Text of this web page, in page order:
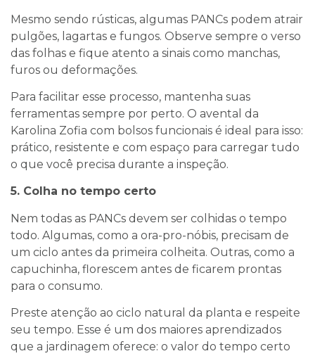
Mesmo sendo rústicas, algumas PANCs podem atrair
pulgões, lagartas e fungos. Observe sempre o verso
das folhas e fique atento a sinais como manchas,
furos ou deformações.
Para facilitar esse processo, mantenha suas
ferramentas sempre por perto. O avental da
Karolina Zofia com bolsos funcionais é ideal para isso:
prático, resistente e com espaço para carregar tudo
o que você precisa durante a inspeção.
5. Colha no tempo certo
Nem todas as PANCs devem ser colhidas o tempo
todo. Algumas, como a ora-pro-nóbis, precisam de
um ciclo antes da primeira colheita. Outras, como a
capuchinha, florescem antes de ficarem prontas
para o consumo.
Preste atenção ao ciclo natural da planta e respeite
seu tempo. Esse é um dos maiores aprendizados
que a jardinagem oferece: o valor do tempo certo